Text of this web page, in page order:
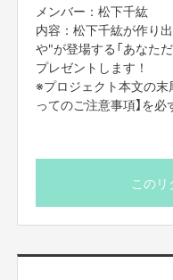
メンバー：松下千紘
内容：松下千紘が作り
や"が登場する「あなた
プレゼントします！
※プロジェクト本文の末
ってのご注意事項】を必
この